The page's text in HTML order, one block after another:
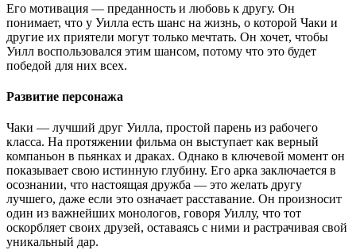
Его мотивация — преданность и любовь к другу. Он
понимает, что у Уилла есть шанс на жизнь, о которой Чаки и
другие их приятели могут только мечтать. Он хочет, чтобы
Уилл воспользовался этим шансом, потому что это будет
победой для них всех.
Развитие персонажа
Чаки — лучший друг Уилла, простой парень из рабочего
класса. На протяжении фильма он выступает как верный
компаньон в пьянках и драках. Однако в ключевой момент он
показывает свою истинную глубину. Его арка заключается в
осознании, что настоящая дружба — это желать другу
лучшего, даже если это означает расставание. Он произносит
один из важнейших монологов, говоря Уиллу, что тот
оскорбляет своих друзей, оставаясь с ними и растрачивая свой
уникальный дар.